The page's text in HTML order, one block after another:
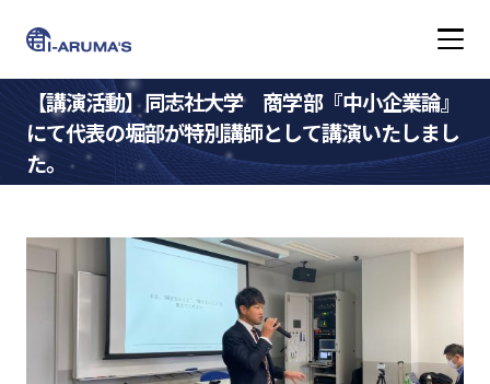
アイアルマーズ株式会
【講演活動】同志社大学 商学部『中小企業論』
にて代表の堀部が特別講師として講演いたしまし
た。